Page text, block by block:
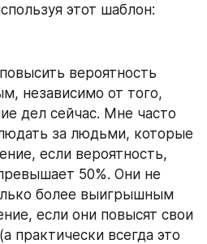
этот шаблон:
вероятность
независимо от того,
дел сейчас. Мне часто
за людьми, которые
если вероятность,
50%. Они не
более выигрышным
если они повысят свои
практически всегда это